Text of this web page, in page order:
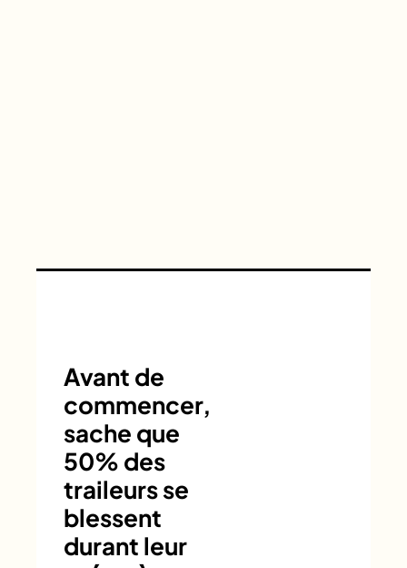
Avant de
commencer,
sache que
50% des
traileurs se
blessent
durant leur